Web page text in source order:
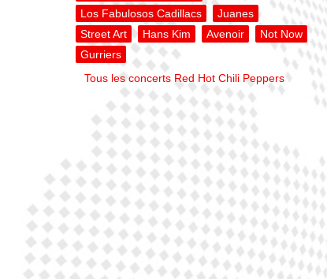
Los Fabulosos Cadillacs
Juanes
Street Art
Hans Kim Avenoir
Not Now
Gurriers
Tous les concerts Red Hot Chili Peppers